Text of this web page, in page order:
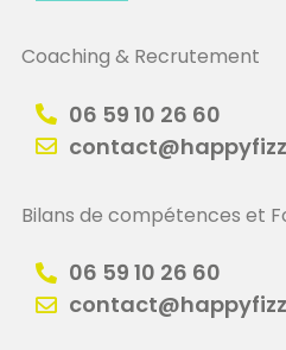
Coaching & Recrutement
06 59 10 26 60
Bilans de compétences et
06 59 10 26 60